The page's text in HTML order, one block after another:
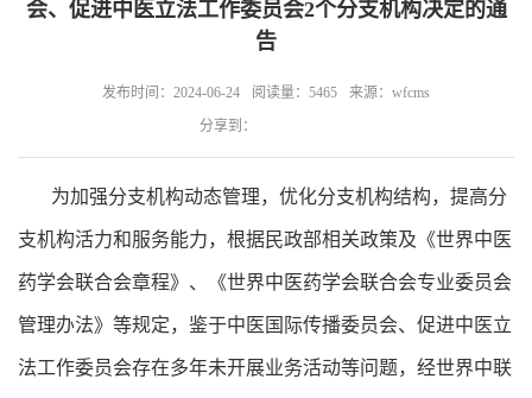
会、促进中医立法工作委员会2个分支机构决定的通
告
发布时间：2024-06-24 阅读量：5465
来源：wfcms
分享到：
为加强分支机构动态管理，优化分支机构结构，提高分
支机构活力和服务能力，根据民政部相关政策及《世界中医
药学会联合会章程》、《世界中医药学会联合会专业委员会
管理办法》等规定，鉴于中医国际传播委员会、促进中医立
法工作委员会存在多年未开展业务活动等问题，经世界中联